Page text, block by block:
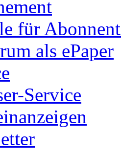
für
als ePaper
Service